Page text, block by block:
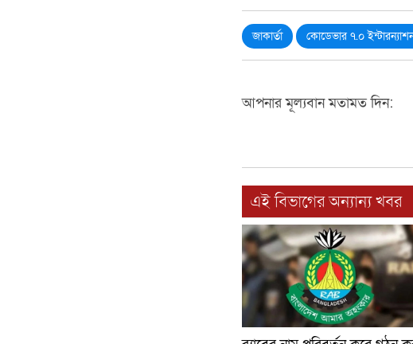
জাকার্তা কোডেভার ৭.০
আপনার মূল্যবান মতামত দিন:
এই বিভাগের অন্যান্য খবর